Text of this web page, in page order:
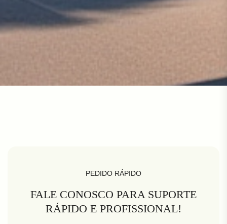
PEDIDO RÁPIDO
FALE CONOSCO PARA SUPORTE
RÁPIDO E PROFISSIONAL!